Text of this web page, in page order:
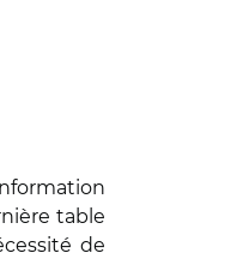
table
de